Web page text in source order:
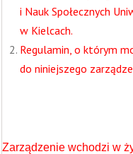
i Nauk Społecznych
w Kielcach.
Regulamin, o którym
do niniejszego
Zarządzenie wchodzi w